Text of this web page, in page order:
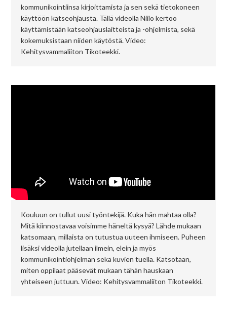
kommunikointiinsa kirjoittamista ja sen sekä tietokoneen
käyttöön katseohjausta. Tällä videolla Niilo kertoo
käyttämistään katseohjauslaitteista ja -ohjelmista, sekä
kokemuksistaan niiden käytöstä. Video:
Kehitysvammaliiton Tikoteekki.
Kouluun on tullut uusi työntekijä. Kuka hän mahtaa olla?
Mitä kiinnostavaa voisimme häneltä kysyä? Lähde mukaan
katsomaan, millaista on tutustua uuteen ihmiseen. Puheen
lisäksi videolla jutellaan ilmein, elein ja myös
kommunikointiohjelman sekä kuvien tuella. Katsotaan,
miten oppilaat pääsevät mukaan tähän hauskaan
yhteiseen juttuun. Video: Kehitysvammaliiton Tikoteekki.